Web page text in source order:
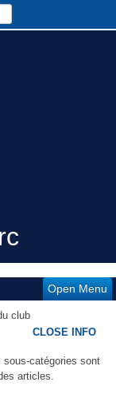
Open Menu
club
sous-catégories sont
articles.
CLOSE INFO